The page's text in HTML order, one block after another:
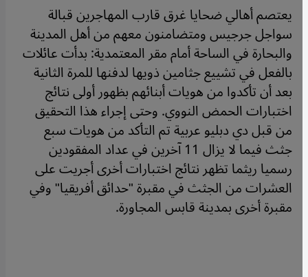
يعتصم أهالي ضحايا غرق قارب المهاجرين قبالة
سواجل جرجيس ومتضامنون معهم من أهل المدينة
والبحارة في الساحة أمام مقر المعتمدية: بدأت عائلات
بالفعل في تشييع جثامين ذويها لدفنها للمرة الثانية
بعد أن تأكدوا من هويات أبنائهم بظهور أولى نتائج
اختبارات الحمض النووي. وحتى إجراء هذا التحقيق
من قبل دي دبليو عربية تم التأكد من هويات سبع
جثث فيما لا يزال 11 آخرين في عداد المفقودين
رسميا ريثما تظهر نتائج اختبارات أخرى أجريت على
العشرات من الجثث في مقبرة "حدائق أفريقيا" وفي
مقبرة أخرى بمدينة قابس المجاورة.